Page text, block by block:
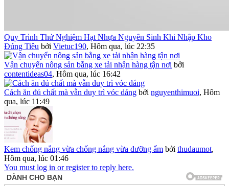
Quy Trình Thử Nghiệm Hạt Nhựa Nguyên Sinh Khi Nhập Kho
Đúng Tiêu bởi Vietuc190, Hôm qua, lúc 22:35
Vận chuyển nông sản bằng xe tải nhận hàng tận nơi bởi
contentideas04, Hôm qua, lúc 16:42
Cách ăn đủ chất mà vẫn duy trì vóc dáng bởi nguyenthimuoi, Hôm
qua, lúc 11:49
Kem chống nắng vừa chống nắng vừa dưỡng ẩm bởi thudaumot,
Hôm qua, lúc 01:46
You must log in or register to reply here.